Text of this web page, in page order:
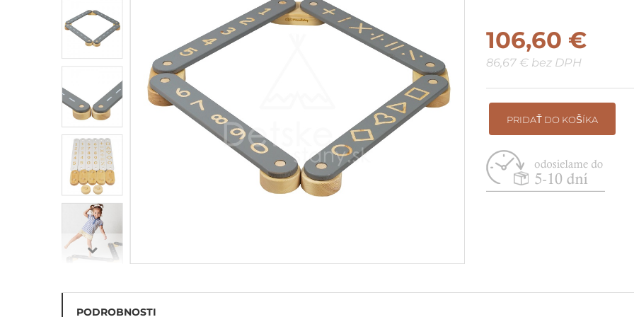
Penové hracie bloky na
cvičenie
Balančný chodník - hrubá
Suché bazéniky do rohu / pri
stenu
Vyskladaj si vlastnú zostavu
106,60 €
86,67 € bez DPH
PRIDAŤ DO KOŠÍKA
PODROBNOSTI